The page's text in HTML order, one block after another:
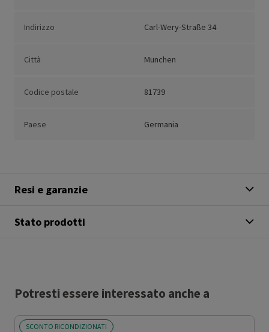
Indirizzo Carl-Wery-Straße 34
Città Munchen
Codice postale 81739
Paese Germania
Resi e garanzie
Stato prodotti
Potresti essere interessato anche a
SCONTO RICONDIZIONATI